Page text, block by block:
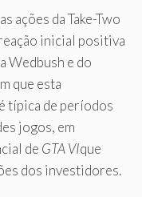
ações da Take-Two
inicial positiva
Wedbush e do
que esta
típica de períodos
jogos, em
de GTA VIque
dos investidores.